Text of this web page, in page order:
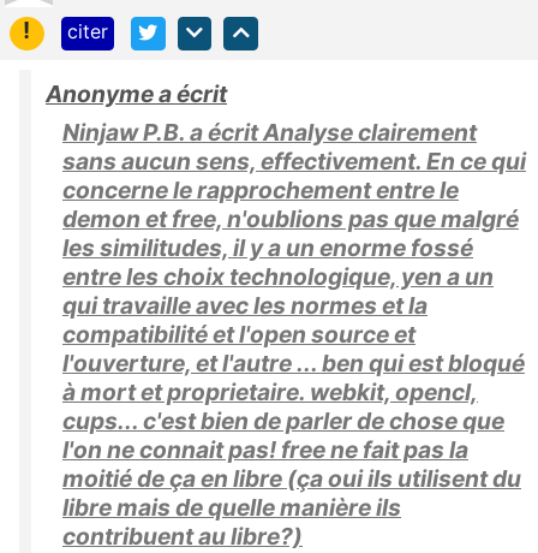
!
citer
Anonyme a écrit
Ninjaw P.B. a écrit Analyse clairement
sans aucun sens, effectivement. En ce qui
concerne le rapprochement entre le
demon et free, n'oublions pas que malgré
les similitudes, il y a un enorme fossé
entre les choix technologique, yen a un
qui travaille avec les normes et la
compatibilité et l'open source et
l'ouverture, et l'autre ... ben qui est bloqué
à mort et proprietaire. webkit, opencl,
cups... c'est bien de parler de chose que
l'on ne connait pas! free ne fait pas la
moitié de ça en libre (ça oui ils utilisent du
libre mais de quelle manière ils
contribuent au libre?)